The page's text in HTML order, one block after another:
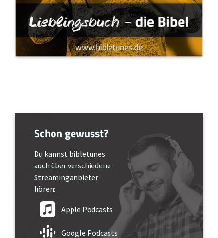
Schon gewusst?
Du kannst bibletunes
auch über verschiedene
Streaminganbieter
hören:
Apple Podcasts
Google Podcasts